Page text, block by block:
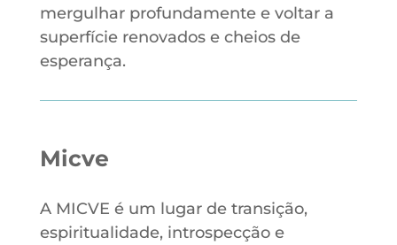
mergulhar profundamente e voltar a
superfície renovados e cheios de
esperança.
Micve
A MICVE é um lugar de transição,
espiritualidade, introspecção e